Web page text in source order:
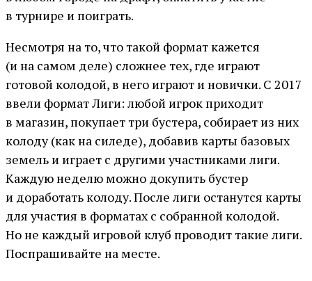
в турнире и поиграть.
Несмотря на то, что такой формат кажется
(и на самом деле) сложнее тех, где играют
готовой колодой, в него играют и новички. С 2017
ввели формат Лиги: любой игрок приходит
в магазин, покупает три бустера, собирает из них
колоду (как на силеде), добавив карты базовых
земель и играет с другими участниками лиги.
Каждую неделю можно докупить бустер
и доработать колоду. После лиги останутся карты
для участия в форматах с собранной колодой.
Но не каждый игровой клуб проводит такие лиги.
Поспрашивайте на месте.